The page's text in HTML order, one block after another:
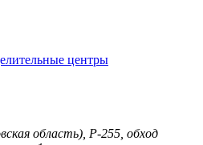
центры
область), Р-255, обход